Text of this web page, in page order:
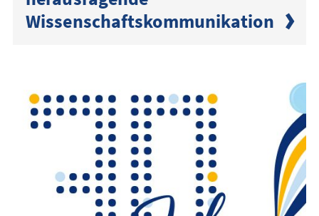
Wissenschaftskommunikation